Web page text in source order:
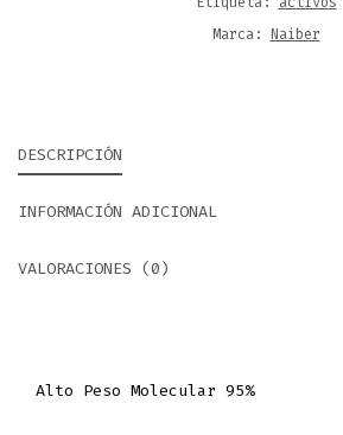
Marca: Naiber
DESCRIPCIÓN
INFORMACIÓN ADICIONAL
VALORACIONES (0)
Alto Peso Molecular 95%